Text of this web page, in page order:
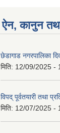
ऐन, कानुन तथा
छेडागाड नगरपालिका
मिति: 12/09/2025 -
विपद् पूर्वतयारी तथा
मिति: 12/07/2025 -